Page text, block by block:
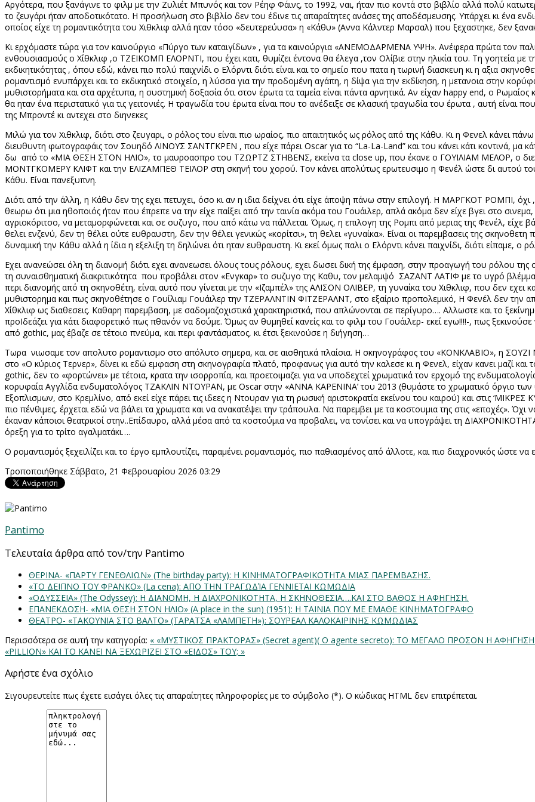
Αργότερα, που ξανάγινε το φιλμ με την Ζυλιέτ Μπυνός και τον Ρέηφ Φάινς, το 1992, ναι, ήταν πιο κοντά στο βιβλίο αλλά πολύ
το ζευγάρι ήταν αποδοτικότατο. Η προσήλωση στο βιβλίο δεν του έδινε τις απαραίτητες ανάσες της αποδέσμευσης. Υπάρχει κι ένα
οποίος είχε τη ρομαντικότητα του Χιθκλιφ αλλά ηταν τόσο «δευτερεύυσα» η «Κάθυ» (Αννα Κάλντερ Μαρσαλ) που ξεχαστηκε, δεν
Κι ερχόμαστε τώρα για τον καινούργιο «Πύργο των καταιγίδων» , για τα καινούργια «ΑΝΕΜΟΔΑΡΜΕΝΑ ΥΨΗ». Ανέφερα πρώτα τον
ενθουσιασμούς ο Χίθκλιφ ,ο ΤΖΕΙΚΟΜΠ ΕΛΟΡΝΤΙ, που έχει κατι, θυμίζει έντονα θα έλεγα ,τον Ολίβιε στην ηλικία του. Τη γοητεία με
εκδικητικότητας , όπου εδώ, κάνει πιο πολύ παιχνίδι ο Ελόρντι διότι είναι και το σημείο που πατα η τωρινή διασκευη κι η αξια
ρομαντισμό ενυπάρχει και το εκδικητικό στοιχείο, η λύσσα για την προδομένη αγάπη, η δίψα για την εκδίκηση, η μετανοια στην
μυθιστορήματα και στα αρχέτυπα, η συστημική δοξασία ότι στον έρωτα τα ταμεία είναι πάντα αρνητικά. Αν είχαν happy end, ο Ρωμαίος
θα ηταν ένα περιστατικό για τις γειτονιές. Η τραγωδία του έρωτα είναι που το ανέδειξε σε κλασική τραγωδία του έρωτα , αυτή είναι
της Μπροντέ κι αντεχει στο διηνεκες
Μιλώ για τον Χιθκλιφ, διότι στο ζευγαρι, ο ρόλος του είναι πιο ωραίος, πιο απαιτητικός ως ρόλος από της Κάθυ. Κι η Φενελ κάνει
διευθυντη φωτογραφάις τον Σουηδό ΛΙΝΟΥΣ ΣΑΝΤΓΚΡΕΝ , που είχε πάρειOscarγια το “La-La-Land” και του κάνει κάτι κοντινά, μα
δω από το «ΜΙΑ ΘΕΣΗ ΣΤΟΝ ΗΛΙΟ», το μαυροασπρο του ΤΖΩΡΤΖ ΣΤΗΒΕΝΣ, εκείνα τα close up, που έκανε ο ΓΟΥΙΛΙΑΜ ΜΕΛΟΡ, ο
ΜΟΝΤΓΚΟΜΕΡΥ ΚΛΙΦΤ και την ΕΛΙΖΑΜΠΕΘ ΤΕΪΛΟΡ στη σκηνή του χορού. Τον κάνει απολύτως ερωτευσιμο η Φενέλ ώστε δι αυτού
Κάθυ. Είναι πανεξυπνη.
Διότι από την άλλη, η Κάθυ δεν της εχει πετυχει, όσο κι αν η ιδια δείχνει ότι είχε άποψη πάνω στην επιλογή. Η ΜΑΡΓΚΟΤ ΡΟΜΠΙ,
θεωρω ότι μια ηθοποιός ήταν που έπρεπε να την είχε παίξει από την ταινία ακόμα του Γουάιλερ, απλά ακόμα δεν είχε βγει στο
αγριοκόριτσο, να μεταμορφώνεται και σε συζυγο, που από κάτω να πάλλεται. Όμως, η επιλογη της Ρομπι από μεριας της Φενέλ, είχε
θελει ενζενύ, δεν τη θέλει ούτε ευθραυστη, δεν την θέλει γενικώς «κορίτσι», τη θελει «γυναίκα». Είναι οι παρεμβασεις της
δυναμική την Κάθυ αλλά η ίδια η εξελιξη τη δηλώνει ότι ηταν ευθραυστη. Κι εκεί όμως παλι ο Ελόρντι κάνει παιχνίδι, διότι είπαμε, ο
Εχει ανανεώσει όλη τη διανομή διότι εχει ανανεωσει όλους τους ρόλους, εχει δωσει δική της έμφαση, στην προαγωγή του ρόλου
τη συναισθηματική διακριτικότητα που προβάλει στον «Ενγκαρ» το συζυγο της Καθυ, τον μελαμψό ΣΑΖΑΝΤ ΛΑΤΙΦ με το υγρό
περι διανομής από τη σκηνοθέτη, είναι αυτό που γίνεται με την «Ιζαμπέλ» της ΑΛΙΣΟΝ ΟΛΙΒΕΡ, τη γυναίκα του Χιθκλιφ, που δεν εχει
μυθιστορημα και πως σκηνοθέτησε ο Γουίλιαμ Γουάιλερ την ΤΖΕΡΑΛΝΤΙΝ ΦΙΤΖΕΡΑΛΝΤ, στο εξαίριο προπολεμικό, Η Φενέλ δεν την
Χίθκλιφ ως διαθεσεις. Καθαρη παρεμβαση, με σαδομαζοχιστικά χαρακτηριστκά, που απλώνονται σε περίγυρο…. Αλλωστε και το
προΙδεάζει για κάτι διαφορετικό πως πθανόν να δούμε. Όμως αν θυμηθεί κανείς και το φιλμ του Γουάιλερ- εκεί εγω!!!!-, πως
από gothic, μας έβαζε σε τέτοιο πνεύμα, και περι φαντάσματος, κι έτσι ξεκινούσε η διήγηση…
Τωρα νιωσαμε τον απολυτο ρομαντισμο στο απόλυτο σημερα, και σε αισθητικά πλαίσια. Η σκηνογράφος του «ΚΟΝΚΛΑΒΙΟ», η
στο «Ο κύριος Τερνερ», δίνει κι εδώ εμφαση στη σκηνογραφία πλατό, προφανως για αυτό την καλεσε κι η Φενελ, είχαν κανει μαζί και
gothic, δεν το «φορτώνει» με τέτοια, κρατα την ισορροπία, και προετοιμαζει για να υποδεχτεί χρωματικά τον ερχομό της
κορυφαία Αγγλίδα ενδυματολόγος ΤΖΑΚΛΙΝ ΝΤΟΥΡΑΝ, με Oscarστην «ΑΝΝΑ ΚΑΡΕΝΙΝΑ’ του 2013 (θυμάστε το χρωματικό όργιο
Εξοπλισμων, στο Κρεμλίνο, από εκεί είχε πάρει τις ιδεες η Ντουραν για τη ρωσική αριστοκρατία εκείνου του καιρού) και στις ‘ΜΙΚΡΕΣ
πιο πένθιμες, έρχεται εδώ να βάλει τα χρωματα και να ανακατέψει την τράπουλα. Να παρεμβει με τα κοστουμια της στις «εποχές».
έκαναν κάποιοι θεατρικοί στην..Επίδαυρο, αλλά μέσα από τα κοστούμια να προβαλει, να τονίσει και να υπογράψει τη
όρεξη για το τρίτο αγαλματάκι….
Ο ρομαντισμός ξεχειλίζει και το έργο εμπλουτίζει, παραμένει ρομαντισμός, πιο παθιασμένος από άλλοτε, και πιο διαχρονικός ώστε να
Τροποποιήθηκε Σάββατο, 21 Φεβρουαρίου 2026 03:29
Pantimo
Τελευταία άρθρα από τον/την Pantimo
ΘΕΡΙΝΑ- «ΠΑΡΤΥ ΓΕΝΕΘΛΙΩΝ» (The birthday party): H KINHMATOΓΡΑΦΙΚΟΤΗΤΑ ΜΙΑΣ ΠΑΡΕΜΒΑΣΗΣ.
«ΤΟ ΔΕΙΠΝΟ ΤΟΥ ΦΡΑΝΚΟ» (La cena): ΑΠΟ ΤΗΝ ΤΡΑΓΩΔΊΑ ΓΕΝΝΙΕΤΑΙ ΚΩΜΩΔΙΑ
«ΟΔΥΣΣΕΙΑ» (The Odyssey): Η ΔΙΑΝΟΜΗ, Η ΔΙΑΧΡΟΝΙΚΟΤΗΤΑ, Η ΣΚΗΝΟΘΕΣΙΑ….ΚΑΙ ΣΤΟ ΒΑΘΟΣ Η ΑΦΗΓΗΣΗ.
ΕΠΑΝΕΚΔΟΣΗ- «ΜΙΑ ΘΕΣΗ ΣΤΟΝ ΗΛΙΟ» (Α place in the sun) (1951): Η ΤΑΙΝΙΑ ΠΟΥ ΜΕ ΕΜΑΘΕ ΚΙΝΗΜΑΤΟΓΡΑΦΟ
ΘΕΑΤΡΟ- «ΤΑΚΟΥΝΙΑ ΣΤΟ ΒΑΛΤΟ» (ΤΑΡΑΤΣΑ «ΛΑΜΠΕΤΗ»): ΣΟΥΡΕΑΛ ΚΑΛΟΚΑΙΡΙΝΗΣ ΚΩΜΩΔΙΑΣ
Περισσότερα σε αυτή την κατηγορία: « «ΜΥΣΤΙΚΟΣ ΠΡΑΚΤΟΡΑΣ» (Secret agent)( O agente secreto): ΤΟ ΜΕΓΑΛΟ ΠΡΟΣΟΝ Η
«PILLION» ΚΑΙ ΤΟ ΚΑΝΕΙ ΝΑ ΞΕΧΩΡΙΖΕΙ ΣΤΟ «ΕΙΔΟΣ» ΤΟΥ; »
Αφήστε ένα σχόλιο
Σιγουρευτείτε πως έχετε εισάγει όλες τις απαραίτητες πληροφορίες με το σύμβολο (*). Ο κώδικας HTML δεν επιτρέπεται.